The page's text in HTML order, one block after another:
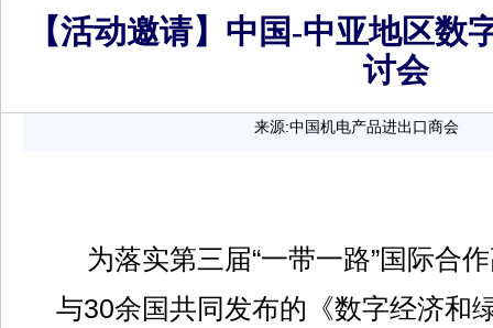
【活动邀请】中国-中亚地区数
讨会
来源:中国机电产品进出口商会
为落实第三届“一带一路”国际合
与30余国共同发布的《数字经济和